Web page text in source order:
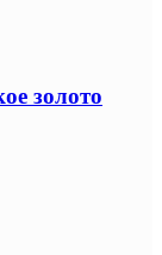
золото